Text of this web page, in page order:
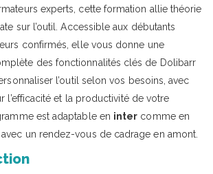
experts, cette formation allie théorie
sur l’outil. Accessible aux débutants
confirmés, elle vous donne une
des fonctionnalités clés de Dolibarr
l’outil selon vos besoins, avec
l’efficacité et la productivité de votre
est adaptable en inter comme en
avec un rendez-vous de cadrage en amont.